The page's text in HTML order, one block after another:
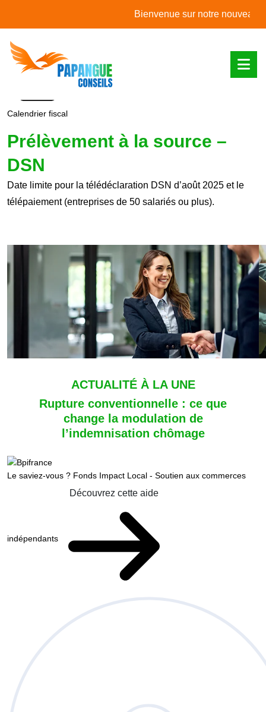
Bienvenue sur notre nouveau site
L'actualité du mois
Calendrier fiscal
Prélèvement à la source –
DSN
Date limite pour la télédéclaration DSN d’août 2025 et le
télépaiement (entreprises de 50 salariés ou plus).
ACTUALITÉ À LA UNE
Rupture conventionnelle : ce que
change la modulation de
l’indemnisation chômage
Le saviez-vous ? Fonds Impact Local - Soutien aux commerces
indépendants
Découvrez cette aide